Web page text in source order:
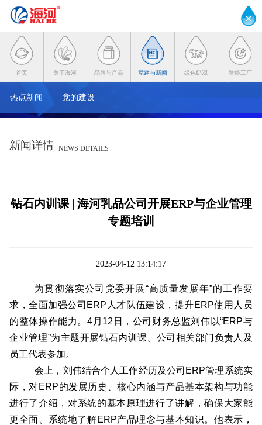
首页 关于海河 品牌与产品 党建与新闻
热点新闻 党的建设
绿色奶源 智能工厂
新闻详情 NEWS DETAILS
钻石内训课 | 海河乳品公司开展ERP与企业管理
专题培训
2023-04-12 13:14:17
为贯彻落实公司党委开展“高质量发展年”的工作要
求，全面加强公司ERP人才队伍建设，提升ERP使用人员
的整体操作能力。4月12日，公司财务总监刘伟以“ERP与
企业管理”为主题开展钻石内训课。公司相关部门负责人及
员工代表参加。
会上，刘伟结合个人工作经历及公司ERP管理系统实
际，对ERP的发展历史、核心内涵与产品基本架构与功能
进行了介绍，对系统的基本原理进行了讲解，确保大家能
更全面、系统地了解ERP产品理念与基本知识。他表示，